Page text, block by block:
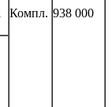
Компл. 938 000